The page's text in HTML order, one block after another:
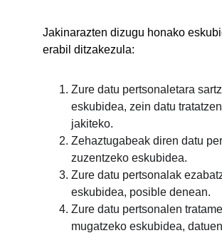
Jakinarazten dizugu honako
erabil ditzakezula:
Zure datu pertsonaletara
eskubidea, zein datu
jakiteko.
Zehaztugabeak diren datu
zuzentzeko eskubidea.
Zure datu pertsonalak
eskubidea, posible denean.
Zure datu pertsonalen
mugatzeko eskubidea, datuen